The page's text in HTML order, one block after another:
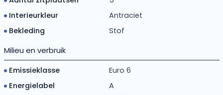
Interieurkleur
Antraciet
Bekleding
Stof
Milieu en verbruik
Emissieklasse
Euro 6
Energielabel
A